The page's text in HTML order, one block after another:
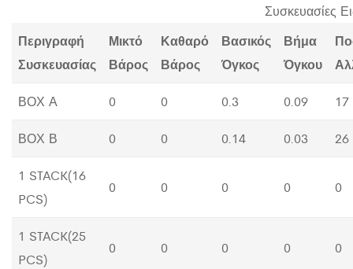
Συσκευασίες
Περιγραφή
Συσκευασίας
Μικτό
Βάρος
Καθαρό
Βάρος
Βασικός
Όγκος
Βήμα
Όγκου
ΒΟΧ Α 0 0 0.3 0.09 17
ΒΟΧ Β 0 0 0.14 0.03 26
1 STACK(16
PCS)
0 0 0 0 0
1 STACK(25
PCS)
0 0 0 0 0